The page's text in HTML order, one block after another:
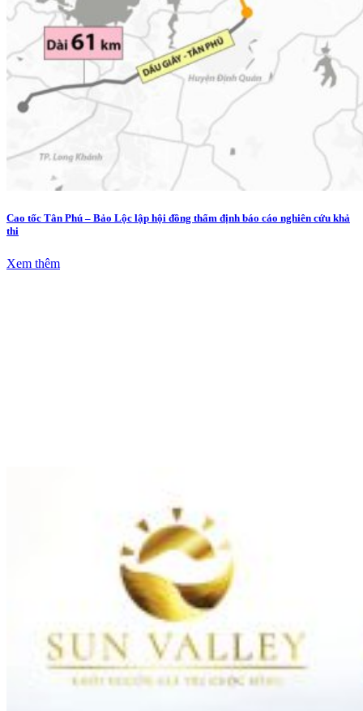
Cao tốc Tân Phú – Bảo Lộc lập hội đồng thẩm định báo cáo nghiên cứu khả
thi
Xem thêm